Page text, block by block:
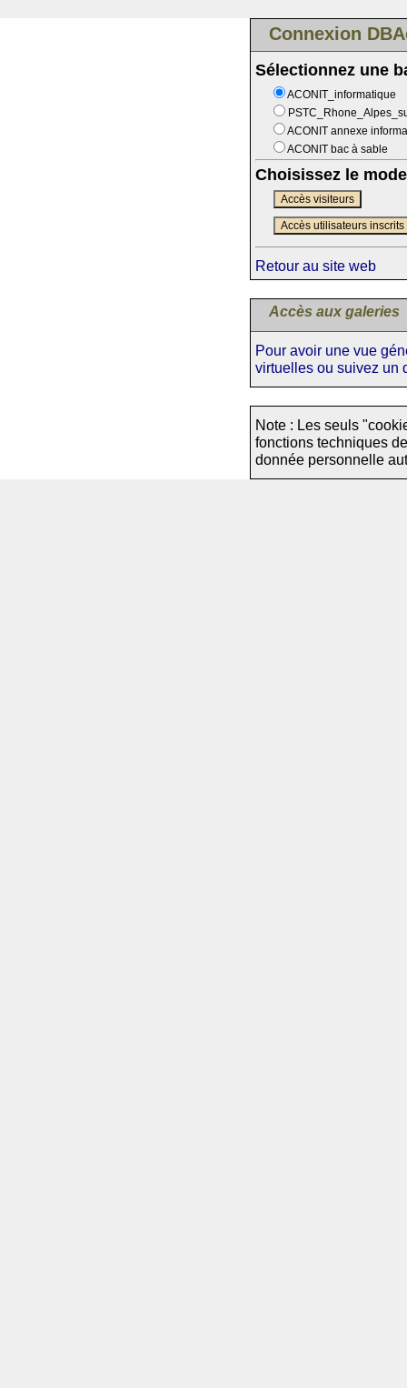
Connexion
Sélectionnez une
ACONIT_informatique
ACONIT annexe
ACONIT bac à sable
Choisissez le
Accès visiteurs
Accès utilisateurs inscrits
Retour au site web
Accès aux galeries
Pour avoir une vue
virtuelles ou suivez un
Note : Les seuls
fonctions techniques
donnée personnelle